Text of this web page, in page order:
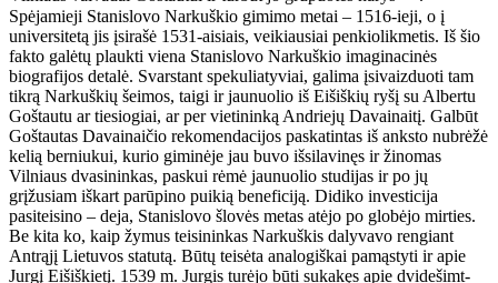
Spėjamieji Stanislovo Narkuškio gimimo metai – 1516-ieji, o į
universitetą jis įsirašė 1531-aisiais, veikiausiai penkiolikmetis. Iš šio
fakto galėtų plaukti viena Stanislovo Narkuškio imaginacinės
biografijos detalė. Svarstant spekuliatyviai, galima įsivaizduoti tam
tikrą Narkuškių šeimos, taigi ir jaunuolio iš Eišiškių ryšį su Albertu
Goštautu ar tiesiogiai, ar per vietininką Andriejų Davainaitį. Galbūt
Goštautas Davainaičio rekomendacijos paskatintas iš anksto nubrėžė
kelią berniukui, kurio giminėje jau buvo išsilavinęs ir žinomas
Vilniaus dvasininkas, paskui rėmė jaunuolio studijas ir po jų
grįžusiam iškart parūpino puikią beneficiją. Didiko investicija
pasiteisino – deja, Stanislovo šlovės metas atėjo po globėjo mirties.
Be kita ko, kaip žymus teisininkas Narkuškis dalyvavo rengiant
Antrąjį Lietuvos statutą. Būtų teisėta analogiškai pamąstyti ir apie
Jurgį Eišiškietį. 1539 m. Jurgis turėjo būti sukakęs apie dvidešimt-